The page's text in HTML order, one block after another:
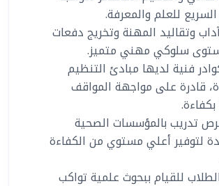
للعلم والمعرفة.
وتقاليد المهنة وتخريج دفعات
سلوكي مهني متميز.
فنية لديها مبادئ التنظيم
قادرة على مواجهة المواقف
بكفاءة.
تدريب بالمؤسسات الصحية
لتوفير أعلي مستوي من الكفاءة
للقيام ببحوث علمية تواكب